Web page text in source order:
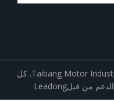
2022 Taibang Motor Industry Group Co.,Ltd. كل
الدعم من قبلLeadong